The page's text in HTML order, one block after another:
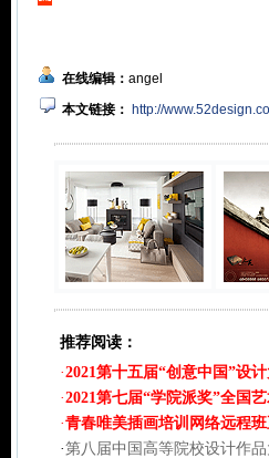
在线编辑： angel
本文链接：
http://
推荐阅读：
·2021第十五届“创意中国”设
·2021第七届“学院派奖”全国
·青春唯美插画培训网络远程
·第八届中国高等院校设计作